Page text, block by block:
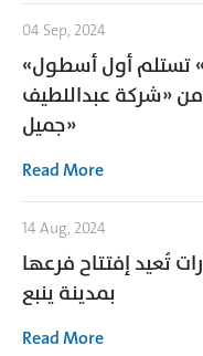
04 Sep, 2024
«ذيب لتأجير السيارات» تستلم أول أسطول
سيارات كامري 2025 من «شركة عبداللطيف
جميل»
Read More
14 Aug, 2024
تُعيد إفتتاح فرعها
بمدينة ينبع
Read More